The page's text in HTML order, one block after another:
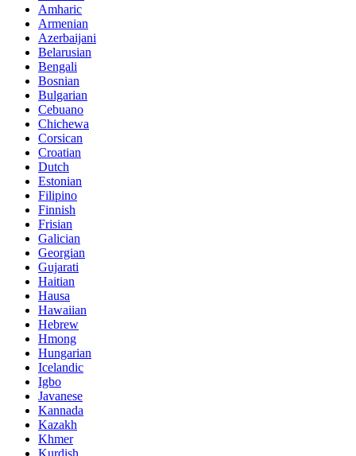
Amharic
Armenian
Azerbaijani
Belarusian
Bengali
Bosnian
Bulgarian
Cebuano
Chichewa
Corsican
Croatian
Dutch
Estonian
Filipino
Finnish
Frisian
Galician
Georgian
Gujarati
Haitian
Hausa
Hawaiian
Hebrew
Hmong
Hungarian
Icelandic
Igbo
Javanese
Kannada
Kazakh
Khmer
Kurdish